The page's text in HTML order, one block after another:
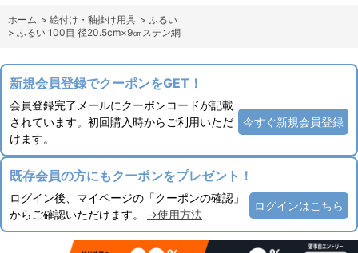
ホーム > 絵付け・釉掛け用具 > ふるい
> ふるい 100目 径20.5cm×9㎝ステン網
新規会員登録でクーポンをGET！
会員登録完了メールにクーポンコードが記載
されています。初回購入時からご利用いただ
けます。
今すぐ新規会員登録
既存会員の方にもクーポンをプレゼント！
ログイン後、マイページの「クーポンの確認」
からご確認いただけます。 →使用方法
ログインはこちら